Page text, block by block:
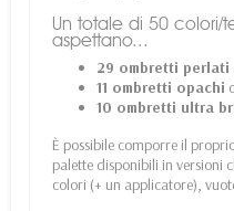
Un totale di 50 colori/
aspettano...
29 ombretti perlati
11 ombretti opachi
10 ombretti ultra
È possibile comporre il
palette disponibili in versioni
colori (+ un applicatore),